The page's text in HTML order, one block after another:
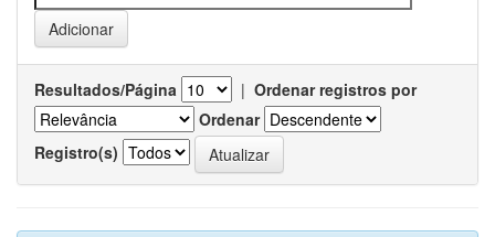
Resultados/Página | Ordenar registros por
Ordenar
Registro(s)